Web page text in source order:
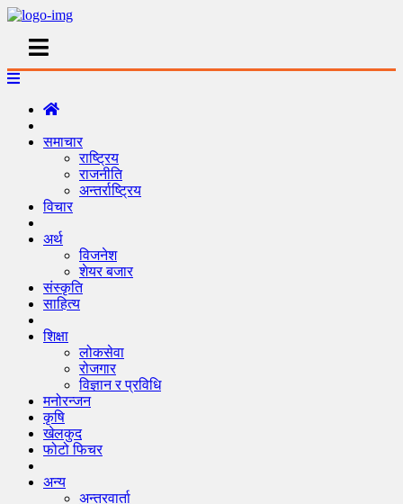
समाचार
राष्ट्रिय
राजनीति
अन्तर्राष्ट्रिय
विचार
अर्थ
विजनेश
शेयर बजार
संस्कृति
साहित्य
शिक्षा
लोकसेवा
रोजगार
विज्ञान र प्रविधि
मनोरन्जन
कृषि
खेलकुद
फोटो फिचर
अन्य
अन्तरवार्ता